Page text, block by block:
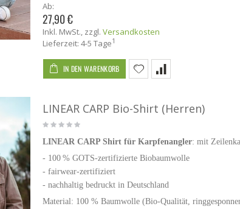
Ab:
27,90 €
Inkl. MwSt., zzgl. Versandkosten
Lieferzeit: 4-5 Tage1
IN DEN WARENKORB
LINEAR CARP Bio-Shirt (Herren)
LINEAR CARP Shirt für Karpfenangler: mit
- 100 % GOTS-zertifizierte Biobaumwolle
- fairwear-zertifiziert
- nachhaltig bedruckt in Deutschland
Material: 100 % Baumwolle (Bio-Qualität,